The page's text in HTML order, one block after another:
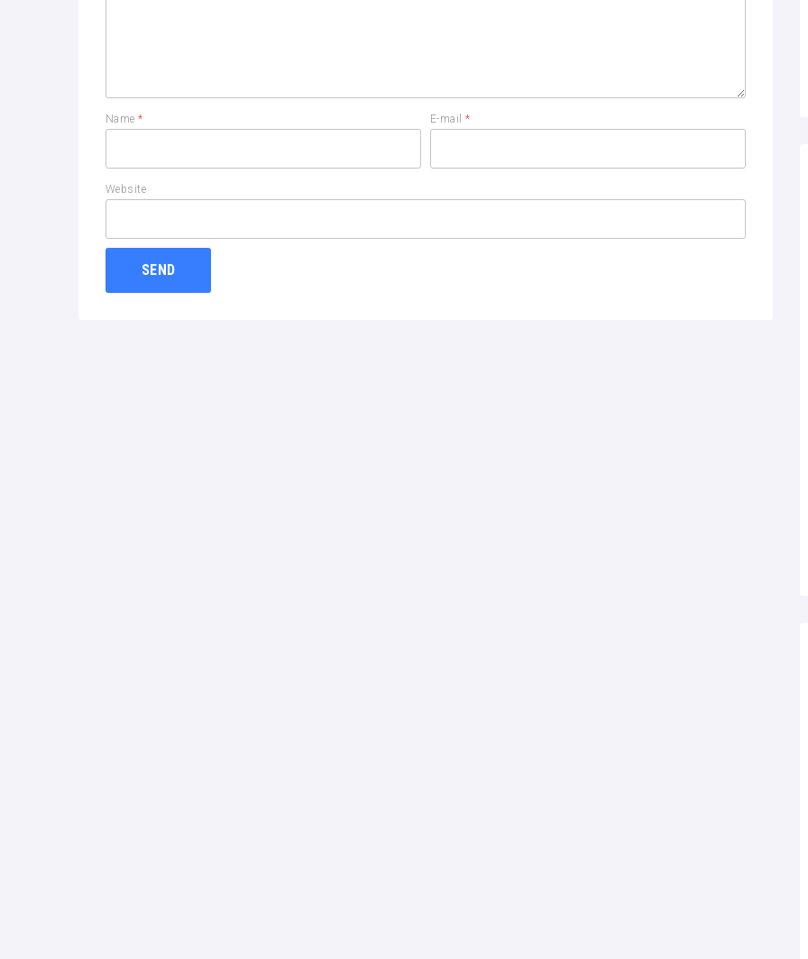
Name* E-mail*
Website